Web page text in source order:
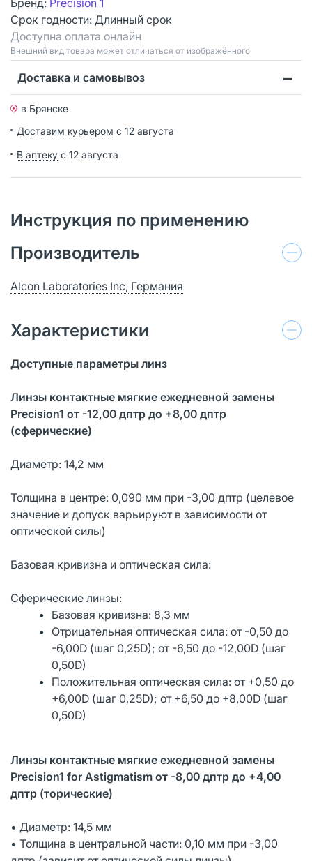
Срок годности: Длинный срок
Доступна оплата онлайн
Bнешний вид товара может отличаться от изображённого
Доставка и самовывоз
в Брянске
Доставим курьером с 12 августа
В аптеку с 12 августа
Инструкция по применению
Производитель
Alcon Laboratories Inc, Германия
Характеристики
Доступные параметры линз
Линзы контактные мягкие ежедневной замены
Precision1 от -12,00 дптр до +8,00 дптр
(сферические)
Диаметр: 14,2 мм
Толщина в центре: 0,090 мм при -3,00 дптр (целевое
значение и допуск варьируют в зависимости от
оптической силы)
Базовая кривизна и оптическая сила:
Сферические линзы:
Базовая кривизна: 8,3 мм
Отрицательная оптическая сила: от -0,50 до
-6,00D (шаг 0,25D); от -6,50 до -12,00D (шаг
0,50D)
Положительная оптическая сила: от +0,50 до
+6,00D (шаг 0,25D); от +6,50 до +8,00D (шаг
0,50D)
Линзы контактные мягкие ежедневной замены
Precision1 for Astigmatism от -8,00 дптр до +4,00
дптр (торические)
• Диаметр: 14,5 мм
• Толщина в центральной части: 0,10 мм при -3,00